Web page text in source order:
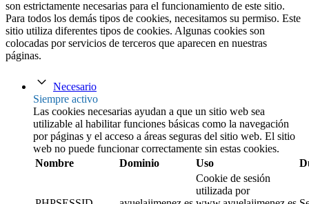
son estrictamente necesarias para el funcionamiento de este sitio.
Para todos los demás tipos de cookies, necesitamos su permiso. Este
sitio utiliza diferentes tipos de cookies. Algunas cookies son
colocadas por servicios de terceros que aparecen en nuestras
páginas.
Necesario
Siempre activo
Las cookies necesarias ayudan a que un sitio web sea
utilizable al habilitar funciones básicas como la navegación
por páginas y el acceso a áreas seguras del sitio web. El sitio
web no puede funcionar correctamente sin estas cookies.
Nombre
Dominio Uso
Cookie de sesión
utilizada por